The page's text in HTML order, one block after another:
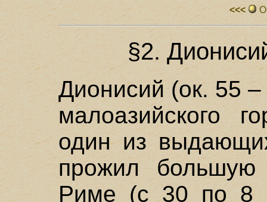
<<<
§2.
Дионисий (ок. 55
малоазийского
один из
прожил
Риме (с 30 по 8